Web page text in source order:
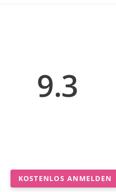
9.3
KOSTENLOS ANMELDEN